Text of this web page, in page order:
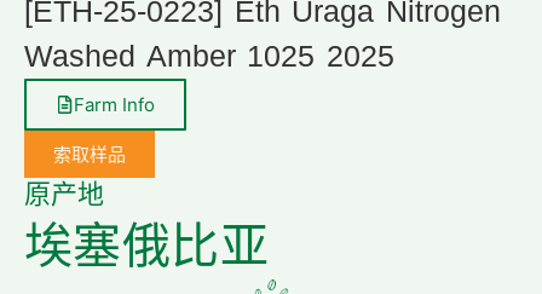
[ETH-25-0223] Eth Uraga Nitrogen
Washed Amber 1025 2025
Farm Info
索取样品
原产地
埃塞俄比亚